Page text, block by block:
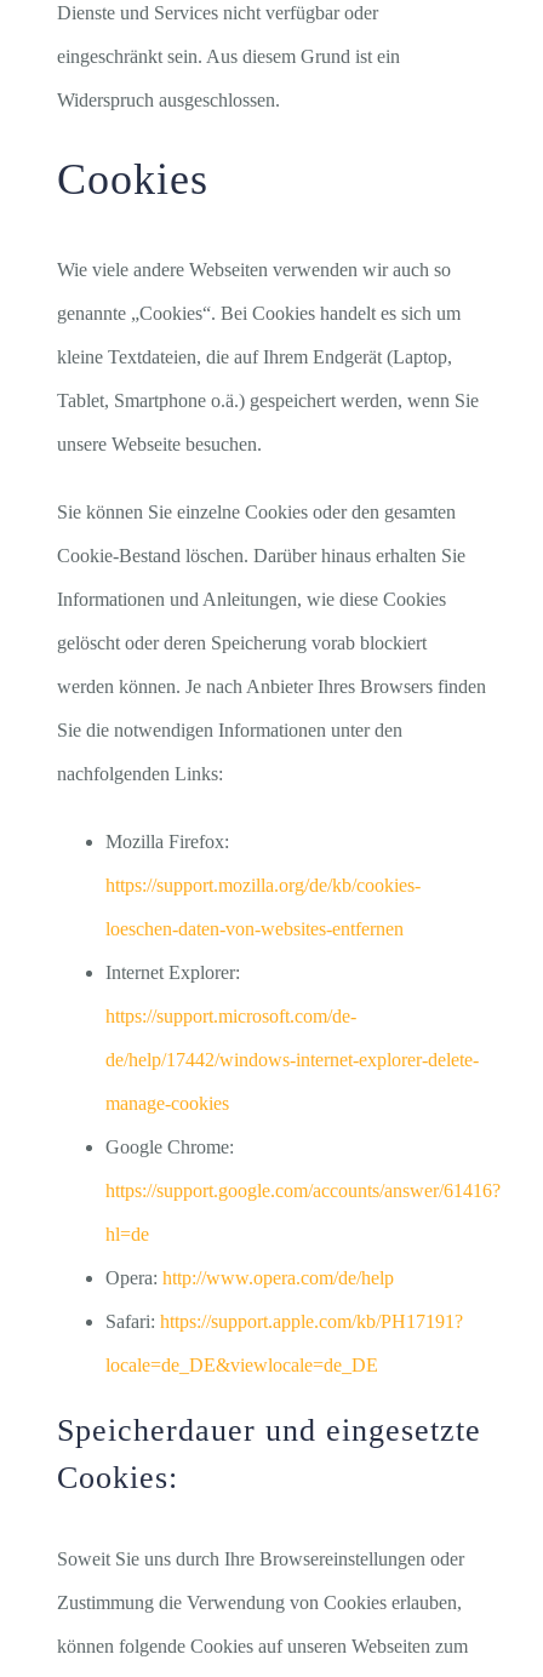
Dienste und Services nicht verfügbar oder
eingeschränkt sein. Aus diesem Grund ist ein
Widerspruch ausgeschlossen.
Cookies
Wie viele andere Webseiten verwenden wir auch so
genannte „Cookies“. Bei Cookies handelt es sich um
kleine Textdateien, die auf Ihrem Endgerät (Laptop,
Tablet, Smartphone o.ä.) gespeichert werden, wenn Sie
unsere Webseite besuchen.
Sie können Sie einzelne Cookies oder den gesamten
Cookie-Bestand löschen. Darüber hinaus erhalten Sie
Informationen und Anleitungen, wie diese Cookies
gelöscht oder deren Speicherung vorab blockiert
werden können. Je nach Anbieter Ihres Browsers finden
Sie die notwendigen Informationen unter den
nachfolgenden Links:
Mozilla Firefox:
https://support.mozilla.org/de/kb/cookies-
loeschen-daten-von-websites-entfernen
Internet Explorer:
https://support.microsoft.com/de-
de/help/17442/windows-internet-explorer-delete-
manage-cookies
Google Chrome:
https://support.google.com/accounts/answer/61416?
hl=de
Opera: http://www.opera.com/de/help
Safari: https://support.apple.com/kb/PH17191?
locale=de_DE&viewlocale=de_DE
Speicherdauer und eingesetzte
Cookies:
Soweit Sie uns durch Ihre Browsereinstellungen oder
Zustimmung die Verwendung von Cookies erlauben,
können folgende Cookies auf unseren Webseiten zum